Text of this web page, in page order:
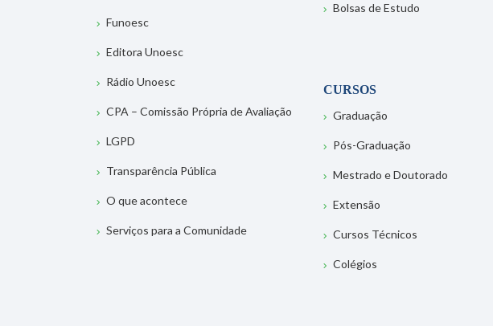
Funoesc
Editora Unoesc
Rádio Unoesc
CPA – Comissão Própria de Avaliação
LGPD
Transparência Pública
O que acontece
Serviços para a Comunidade
Bolsas de Estudo
CURSOS
Graduação
Pós-Graduação
Mestrado e Doutorado
Extensão
Cursos Técnicos
Colégios